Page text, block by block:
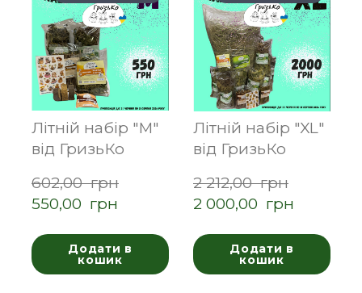
Літній набір "М"
від ГризьКо
602,00  грн
550,00  грн
Додати в
кошик
Літній набір "XL"
від ГризьКо
2 212,00  грн
2 000,00  грн
Додати в
кошик